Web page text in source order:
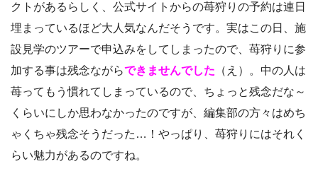
クトがあるらしく、公式サイトからの苺狩りの予約は連日
埋まっているほど大人気なんだそうです。実はこの日、施
設見学のツアーで申込みをしてしまったので、苺狩りに参
加する事は残念ながらできませんでした （え）。中の人は
苺ってもう慣れてしまっているので、ちょっと残念だな～
くらいにしか思わなかったのですが、編集部の方々はめち
ゃくちゃ残念そうだった…！やっぱり、苺狩りにはそれく
らい魅力があるのですね。